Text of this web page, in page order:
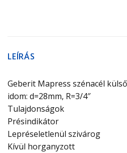
LEÍRÁS
Geberit Mapress szénacél
idom: d=28mm, R=3/4″
Tulajdonságok
Présindikátor
Lepréseletlenül szivárog
Kívül horganyzott